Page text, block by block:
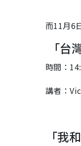
而11月6
「台
時間：
講者：
「我